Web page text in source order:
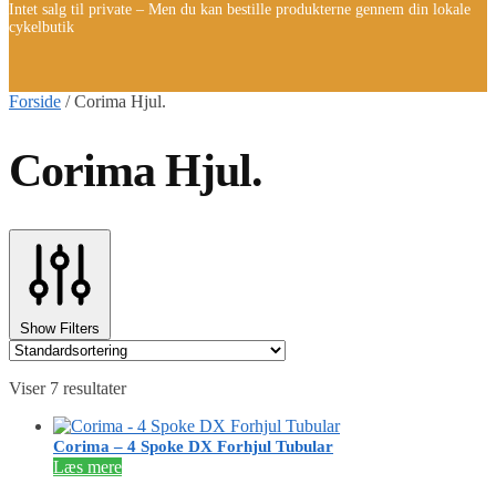
Intet salg til private – Men du kan bestille produkterne gennem din lokale
cykelbutik
Forside /Corima Hjul.
Corima Hjul.
Show Filters
Viser 7 resultater
Corima – 4 Spoke DX Forhjul Tubular
Læs mere